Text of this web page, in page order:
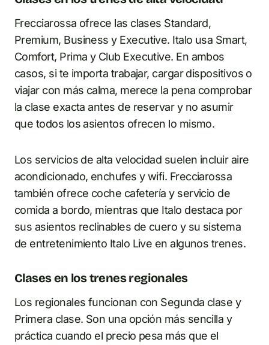
Frecciarossa ofrece las clases Standard,
Premium, Business y Executive. Italo usa Smart,
Comfort, Prima y Club Executive. En ambos
casos, si te importa trabajar, cargar dispositivos o
viajar con más calma, merece la pena comprobar
la clase exacta antes de reservar y no asumir
que todos los asientos ofrecen lo mismo.
Los servicios de alta velocidad suelen incluir aire
acondicionado, enchufes y wifi. Frecciarossa
también ofrece coche cafetería y servicio de
comida a bordo, mientras que Italo destaca por
sus asientos reclinables de cuero y su sistema
de entretenimiento Italo Live en algunos trenes.
Clases en los trenes regionales
Los regionales funcionan con Segunda clase y
Primera clase. Son una opción más sencilla y
práctica cuando el precio pesa más que el